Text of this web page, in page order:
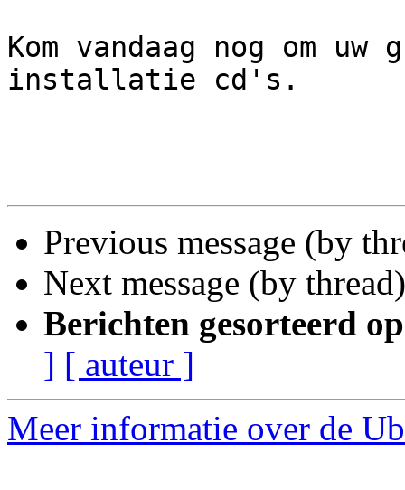
Kom vandaag nog om
installatie cd's.
Previous message (by
Next message (by
Berichten gesorteerd
] [ auteur ]
Meer informatie over de